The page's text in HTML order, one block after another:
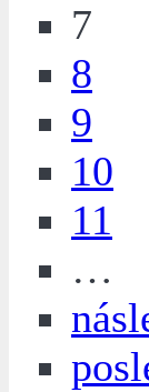
7
8
9
10
11
…